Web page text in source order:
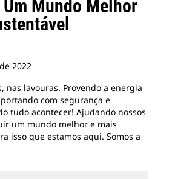
Mundo Melhor
2022
nas lavouras. Provendo a energia
com segurança e
tudo acontecer! Ajudando nossos
um mundo melhor e mais
isso que estamos aqui. Somos a